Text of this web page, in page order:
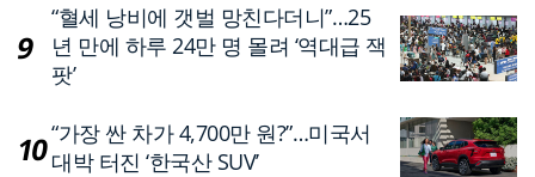
“혈세 낭비에 갯벌 망친다더니”…25
년 만에 하루 24만 명 몰려 ‘역대급 잭
팟’
“가장 싼 차가 4,700만 원?”…미국서
대박 터진 ‘한국산 SUV’